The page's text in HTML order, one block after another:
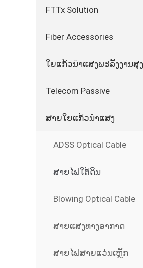
FTTx Solution
Fiber Accessories
ໃຍແກ້ວນໍາແສງພະລັງງານສູງ
Telecom Passive
ສາຍໃຍແກ້ວນໍາແສງ
ADSS Optical Cable
ສາຍໄຟໃຕ້ດິນ
Blowing Optical Cable
ສາຍແສງທາງອາກາດ
ສາຍໄຟສາຍແວ່ນເຫຼັກ